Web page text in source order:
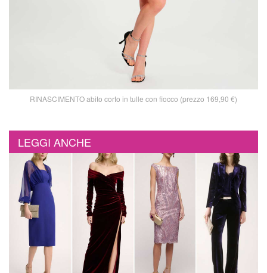
RINASCIMENTO abito corto in tulle con fiocco (prezzo 169,90 €)
LEGGI ANCHE